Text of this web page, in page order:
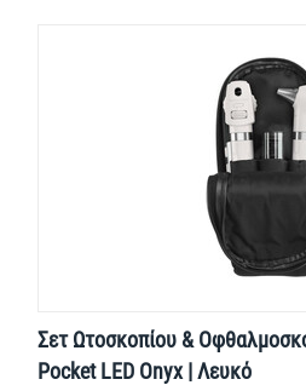
Σετ Ωτοσκοπίου &
Pocket LED Onyx | Λευκό